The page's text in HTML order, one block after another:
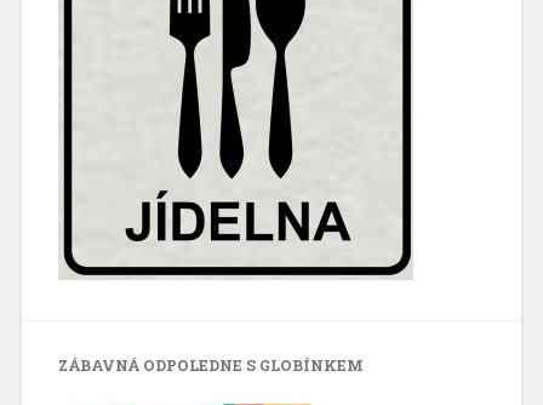
ZÁBAVNÁ ODPOLEDNE S GLOBÍNKEM